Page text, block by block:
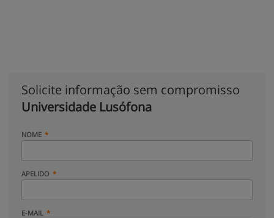
Solicite informação sem compromisso
Universidade Lusófona
NOME
APELIDO
E-MAIL